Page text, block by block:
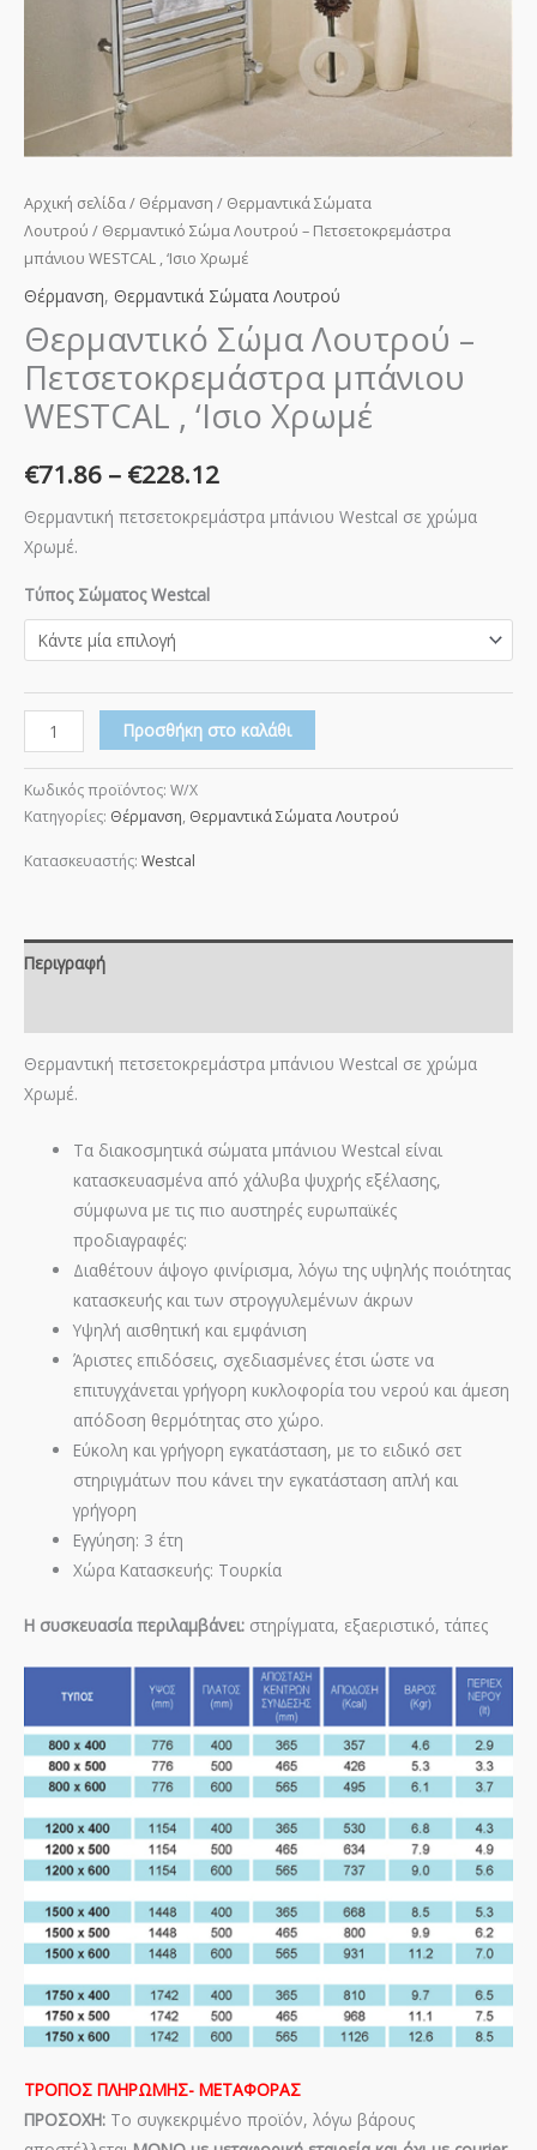
Αρχική σελίδα/ Θέρμανση / Θερμαντικά Σώματα
Λουτρού / Θερμαντικό Σώμα Λουτρού – Πετσετοκρεμάστρα
μπάνιου WESTCAL , ‘Ισιο Χρωμέ
Θέρμανση, Θερμαντικά Σώματα Λουτρού
Θερμαντικό Σώμα Λουτρού –
Πετσετοκρεμάστρα μπάνιου
WESTCAL , ‘Ισιο Χρωμέ
€71.86 – €228.12
Θερμαντική πετσετοκρεμάστρα μπάνιου Westcal σε χρώμα
Χρωμέ.
Τύπος Σώματος Westcal
Προσθήκη στο καλάθι
Κωδικός προϊόντος: W/X
Κατηγορίες: Θέρμανση, Θερμαντικά Σώματα Λουτρού
Κατασκευαστής: Westcal
Περιγραφή
Θερμαντική πετσετοκρεμάστρα μπάνιου Westcal σε χρώμα
Χρωμέ.
Τα διακοσμητικά σώματα μπάνιου Westcal είναι
κατασκευασμένα από χάλυβα ψυχρής εξέλασης,
σύμφωνα με τις πιο αυστηρές ευρωπαϊκές
προδιαγραφές:
Διαθέτουν άψογο φινίρισμα, λόγω της υψηλής ποιότητας
κατασκευής και των στρογγυλεμένων άκρων
Υψηλή αισθητική και εμφάνιση
Άριστες επιδόσεις, σχεδιασμένες έτσι ώστε να
επιτυγχάνεται γρήγορη κυκλοφορία του νερού και άμεση
απόδοση θερμότητας στο χώρο.
Εύκολη και γρήγορη εγκατάσταση, με το ειδικό σετ
στηριγμάτων που κάνει την εγκατάσταση απλή και
γρήγορη
Εγγύηση: 3 έτη
Χώρα Κατασκευής: Τουρκία
Η συσκευασία περιλαμβάνει: στηρίγματα, εξαεριστικό, τάπες
ΤΡΟΠΟΣ ΠΛΗΡΩΜΗΣ- ΜΕΤΑΦΟΡΑΣ
ΠΡΟΣΟΧΗ: Το συγκεκριμένο προϊόν, λόγω βάρους